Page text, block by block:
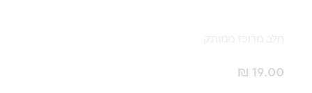
חלב מרוכז ממותק
₪ 19.00